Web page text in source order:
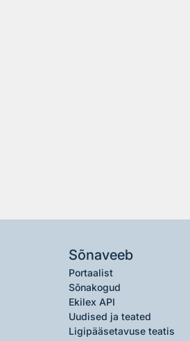
Sõnaveeb
Portaalist
Sõnakogud
Ekilex API
Uudised ja teated
Ligipääsetavuse teatis